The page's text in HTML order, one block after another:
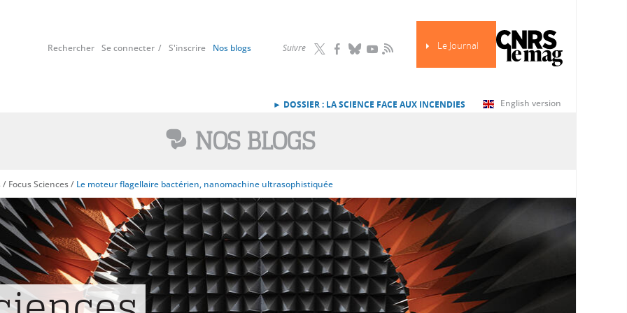
Le Journal
Suivre RSS
Rechercher Se connecter S'inscrire Nos blogs
English version
► DOSSIER : LA SCIENCE FACE AUX INCENDIES
NOS BLOGS
/ Focus Sciences/ Le moteur flagellaire bactérien, nanomachine ultrasophistiquée